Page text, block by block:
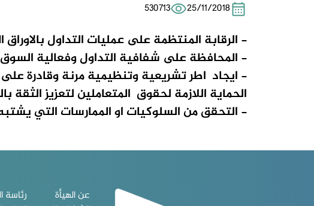
25/11/2018
530713
- الرقابة المنتظمة على عمليات التداول بالاوراق
- المحافظة على شفافية التداول وفعالية
- ايجاد اطر تشريعية وتنظيمية مرنة وقادرة
الحماية اللازمة لحقوق المتعاملين لتعزيز الثقة
- التحقق من السلوكيات او الممارسات التي
عن الهيأة
رئاسة